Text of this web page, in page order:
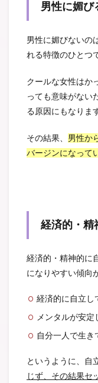
男性に媚び
男性に媚びないの
れる特徴のひとつ
クールな女性はか
っても意味がない
る原因にもなりま
その結果、 男性か
バージンになって
経済的・精
経済的・精神的に
になりやすい傾向
経済的に自立し
メンタルが安
自分一人で生き
というように、自
じず、その結果セ